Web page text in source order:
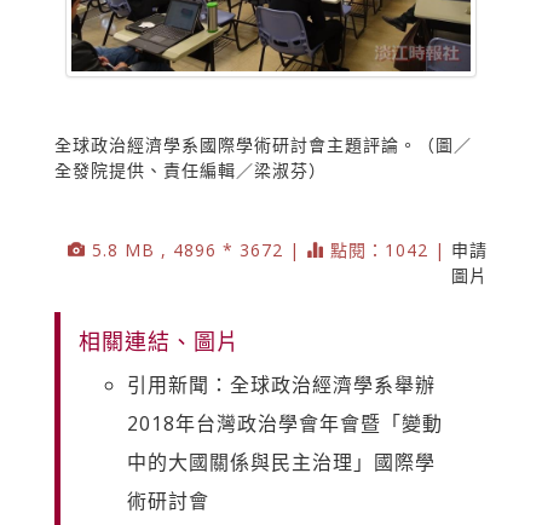
全球政治經濟學系國際學術研討會主題評論。（圖／
全發院提供、責任編輯／梁淑芬）
5.8 MB , 4896 * 3672 | 點閱：1042 | 申請
圖片
相關連結、圖片
引用新聞：全球政治經濟學系舉辦
2018年台灣政治學會年會暨「變動
中的大國關係與民主治理」國際學
術研討會